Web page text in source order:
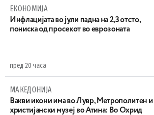
ЕКОНОМИЈА
Инфлацијата во јули падна на 2,3 отсто,
пониска од просекот во еврозоната
пред 20 часа
МАКЕДОНИЈА
Вакви икони има во Лувр, Метрополитен и
христијански музеј во Атина: Во Охрид